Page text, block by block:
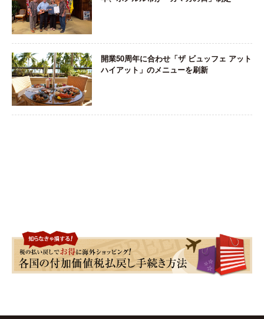
開業50周年に合わせ「ザ ビュッフェ アット
ハイアット」のメニューを刷新